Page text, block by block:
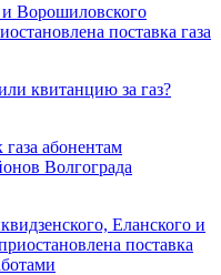
Ворошиловского
поставка газа
квитанцию за газ?
абонентам
Волгограда
Еланского и
поставка